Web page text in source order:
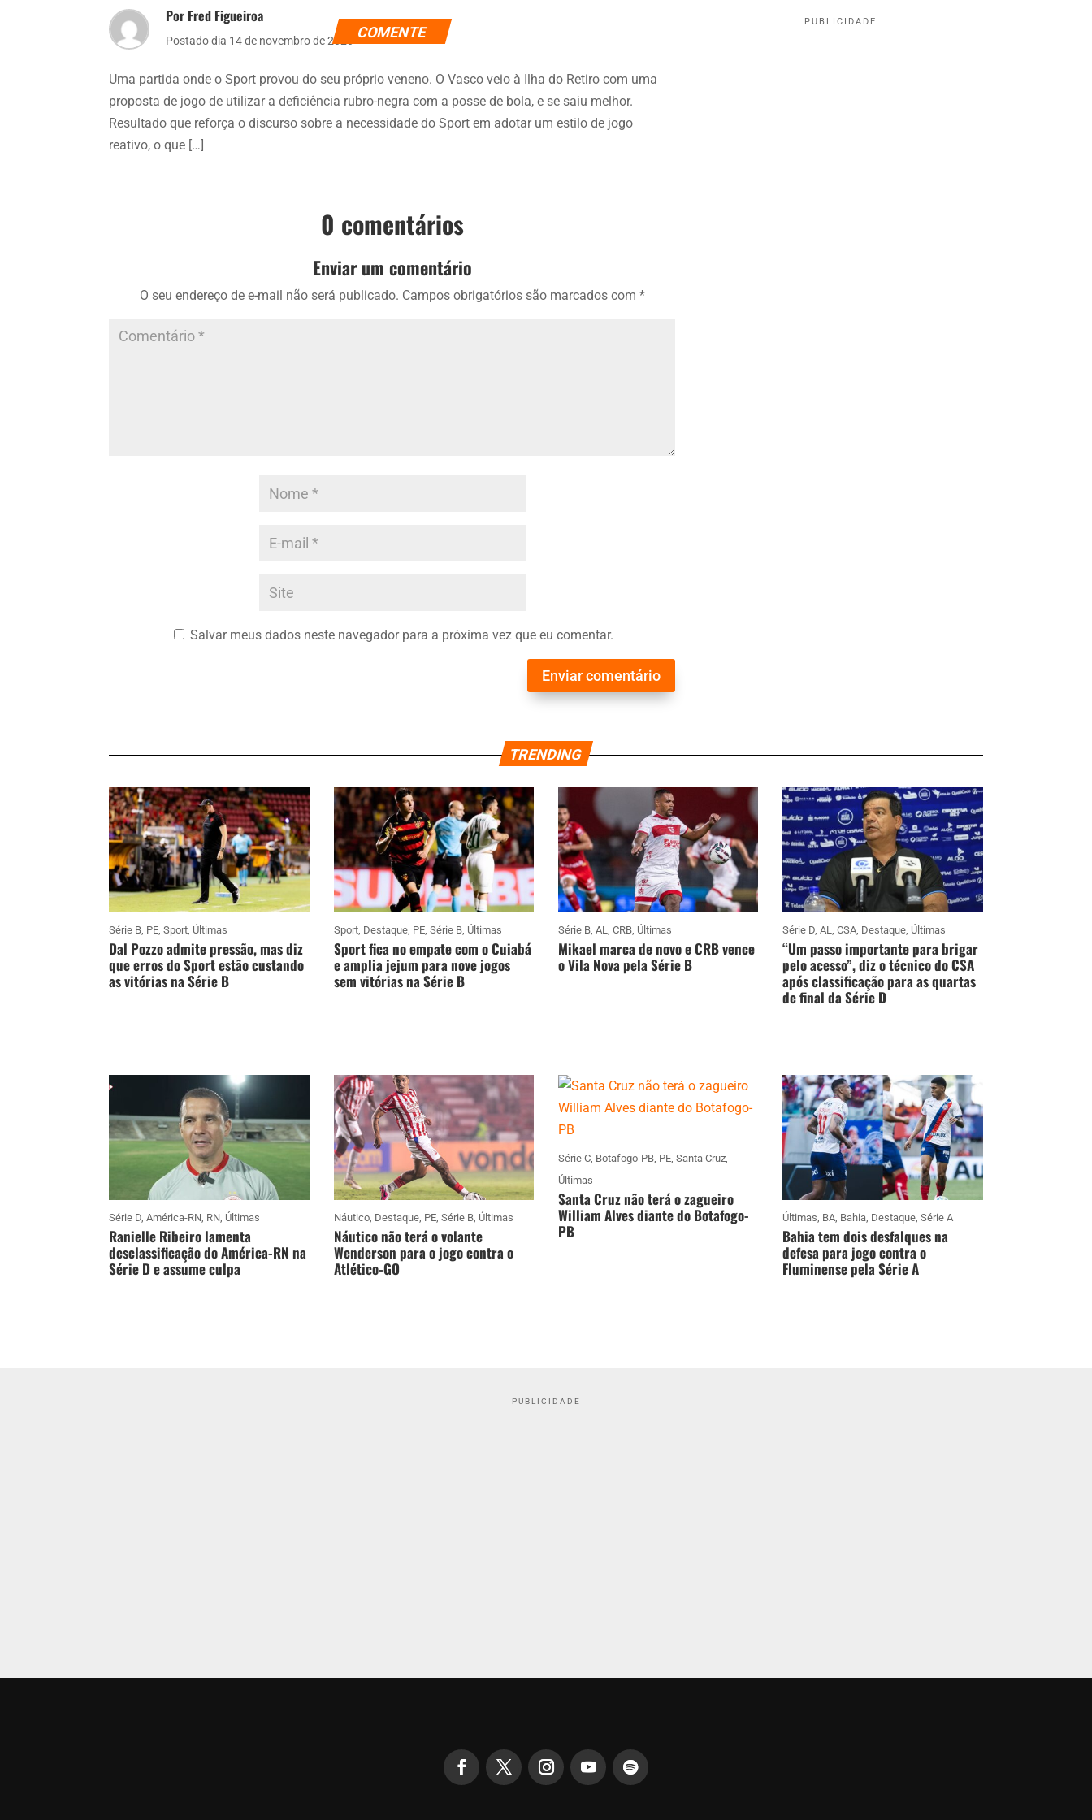
Por Fred Figueiroa
Postado dia 14 de novembro de 2020 COMENTE
Uma partida onde o Sport provou do seu próprio veneno. O Vasco veio à Ilha do Retiro com uma
proposta de jogo de utilizar a deficiência rubro-negra com a posse de bola, e se saiu melhor.
Resultado que reforça o discurso sobre a necessidade do Sport em adotar um estilo de jogo
reativo, o que […]
0 comentários
Enviar um comentário
O seu endereço de e-mail não será publicado. Campos obrigatórios são marcados com *
Salvar meus dados neste navegador para a próxima vez que eu comentar.
Enviar comentário
PUBLICIDADE
TRENDING
Série B, PE,Sport, Últimas
Dal Pozzo admite pressão, mas diz
que erros do Sport estão custando
as vitórias na Série B
Sport, Destaque, PE, Série B, Últimas
Sport fica no empate com o Cuiabá
e amplia jejum para nove jogos
sem vitórias na Série B
Série B, AL, CRB, Últimas
Mikael marca de novo e CRB vence
o Vila Nova pela Série B
Série D,AL,CSA, Destaque, Últimas
“Um passo importante para brigar
pelo acesso”, diz o técnico do CSA
após classificação para as quartas
de final da Série D
Série D,América-RN, RN, Últimas
Ranielle Ribeiro lamenta
desclassificação do América-RN na
Série D e assume culpa
Náutico, Destaque, PE, Série B, Últimas
Náutico não terá o volante
Wenderson para o jogo contra o
Atlético-GO
Série C, Botafogo-PB, PE, Santa Cruz,
Últimas
Santa Cruz não terá o zagueiro
William Alves diante do Botafogo-
PB
Últimas, BA, Bahia, Destaque,Série A
Bahia tem dois desfalques na
defesa para jogo contra o
Fluminense pela Série A
PUBLICIDADE